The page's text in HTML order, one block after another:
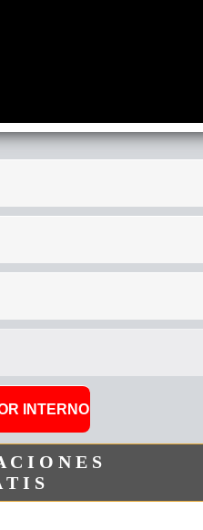
C I O N E S
T I S